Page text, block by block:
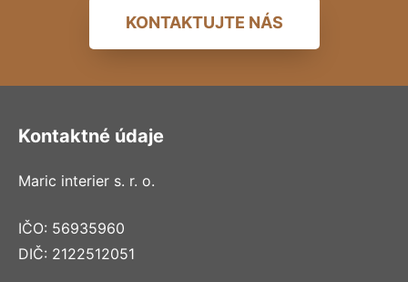
KONTAKTUJTE NÁS
Kontaktné údaje
Maric interier s. r. o.
IČO: 56935960
DIČ: 2122512051